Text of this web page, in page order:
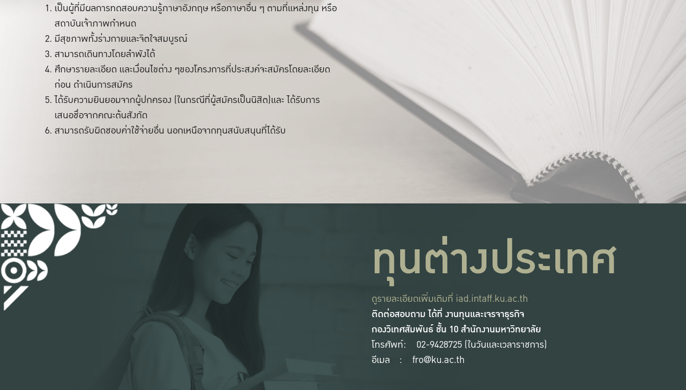
เป็นผู้ที่มีผลการทดสอบความรู้ภาษาอังกฤษ หรือภาษาอื่น ๆ ตามที่แหล่งทุน หรือ
สถาบันเจ้าภาพกำหนด
มีสุขภาพทั้งร่างกายและจิตใจสมบูรณ์
สามารถเดินทางโดยลำพังได้
ศึกษารายละเอียด และเงื่อนไขต่าง ๆของโครงการที่ประสงค์จะสมัครโดยละเอียด
ก่อน ดำเนินการสมัคร
ได้รับความยินยอมจากผู้ปกครอง (ในกรณีที่ผู้สมัครเป็นนิสิต)และ ได้รับการ
เสนอชื่อจากคณะต้นสังกัด
สามารถรับผิดชอบค่าใช้จ่ายอื่น นอกเหนือจากทุนสนับสนุนที่ได้รับ
ทุนต่างประเทศ
ดูรายละเอียดเพิ่มเติมที่ iad.intaff.ku.ac.th
ติดต่อสอบถาม ได้ที่ งานทุนและเจรจาธุรกิจ
กองวิเทศสัมพันธ์ ชั้น 10 สำนักงานมหาวิทยาลัย
โทรศัพท์
02-9428725 (ในวันและเวลาราชการ)
อีเมล
fro@ku.ac.th